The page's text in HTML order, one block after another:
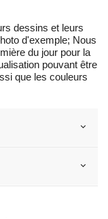
dessins et leurs
d'exemple; Nous
du jour pour la
pouvant être
que les couleurs